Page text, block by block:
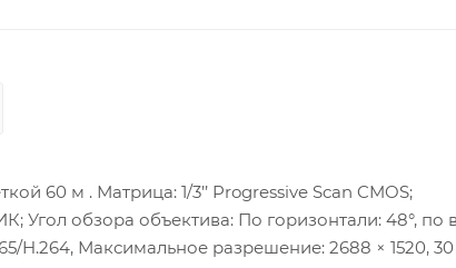
60 м . Матрица: 1/3’’ Progressive Scan CMOS;
Угол обзора объектива: По горизонтали: 48°, по
H.264, Максимальное разрешение: 2688 × 1520, 30